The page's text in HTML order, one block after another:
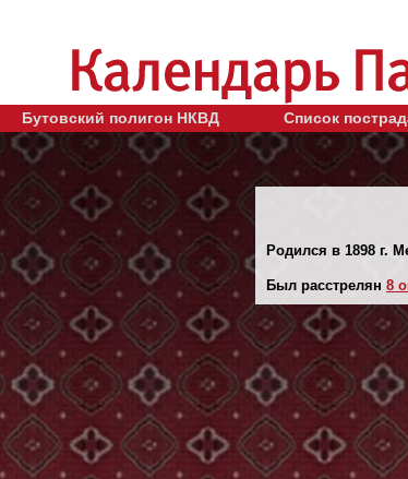
Бутовский полигон НКВД Список
Родился в 1898 г.
Был расстрелян 8